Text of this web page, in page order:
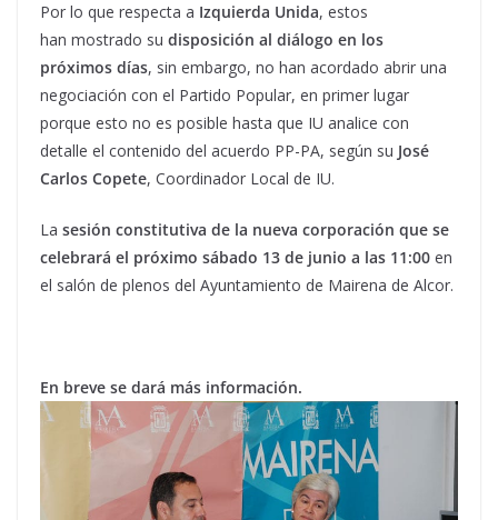
Por lo que respecta a Izquierda Unida, estos
han mostrado su disposición al diálogo en los
próximos días, sin embargo, no han acordado abrir una
negociación con el Partido Popular, en primer lugar
porque esto no es posible hasta que IU analice con
detalle el contenido del acuerdo PP-PA, según su José
Carlos Copete, Coordinador Local de IU.
La sesión constitutiva de la nueva corporación que se
celebrará el próximo sábado 13 de junio a las 11:00 en
el salón de plenos del Ayuntamiento de Mairena de Alcor.
En breve se dará más información.